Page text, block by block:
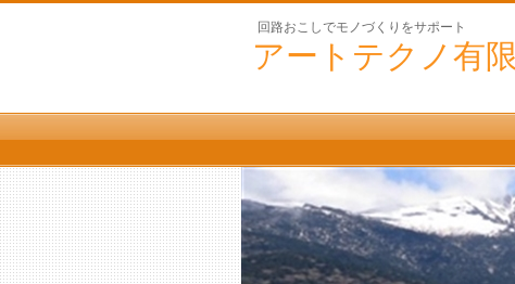
回路おこしでモノづくりをサポート
アートテクノ有